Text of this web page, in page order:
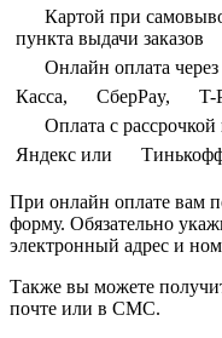
Картой при
пункта выдачи заказов
Онлайн оплата
Касса,
СберPay, T-
Оплата с
Яндекс или
При онлайн оплате вам
форму. Обязательно
электронный адрес и
Также вы можете
почте или в СМС.